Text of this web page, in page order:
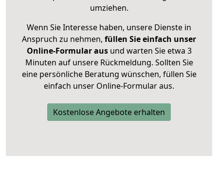
umziehen.
Wenn Sie Interesse haben, unsere Dienste in
Anspruch zu nehmen, füllen Sie einfach unser
Online-Formular ausund warten Sie etwa 3
Minuten auf unsere Rückmeldung. Sollten Sie
eine persönliche Beratung wünschen, füllen Sie
einfach unser Online-Formular aus.
Kostenlose Angebote erhalten